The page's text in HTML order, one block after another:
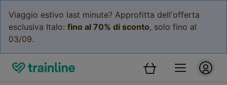
Viaggio estivo last minute? Approfitta dell'offerta
esclusiva Italo: fino al 70% di sconto, solo fino al
03/09.